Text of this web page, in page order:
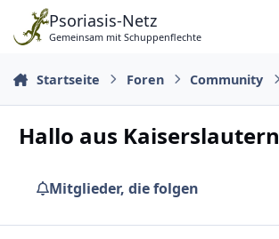
Zu Inhalt springen
Psoriasis-Netz
Gemeinsam mit Schuppenflechte
Startseite Foren Community
Hallo aus Kaiserslautern
Mitglieder, die folgen